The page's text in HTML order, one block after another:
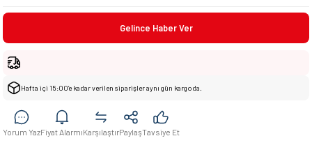
Gelince Haber Ver
Hafta içi 15:00’e kadar verilen siparişler aynı gün kargoda.
Yorum YazFiyat AlarmıKarşılaştırPaylaşTavsiye Et